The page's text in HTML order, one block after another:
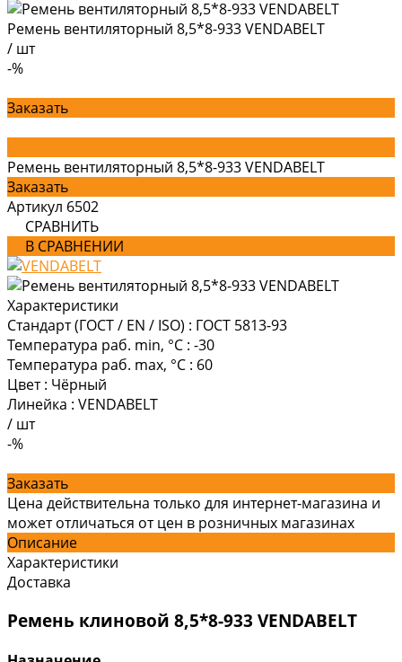
Ремень вентиляторный 8,5*8-933 VENDABELT
/ шт
-%
Заказать
Ремень вентиляторный 8,5*8-933 VENDABELT
Заказать
Артикул 6502
СРАВНИТЬ
В СРАВНЕНИИ
Характеристики
Стандарт (ГОСТ / EN / ISO) : ГОСТ 5813-93
Температура раб. min, °C : -30
Температура раб. max, °C : 60
Цвет : Чёрный
Линейка : VENDABELT
/ шт
-%
Заказать
Цена действительна только для интернет-магазина и
может отличаться от цен в розничных магазинах
Описание
Характеристики
Доставка
Ремень клиновой 8,5*8-933 VENDABELT